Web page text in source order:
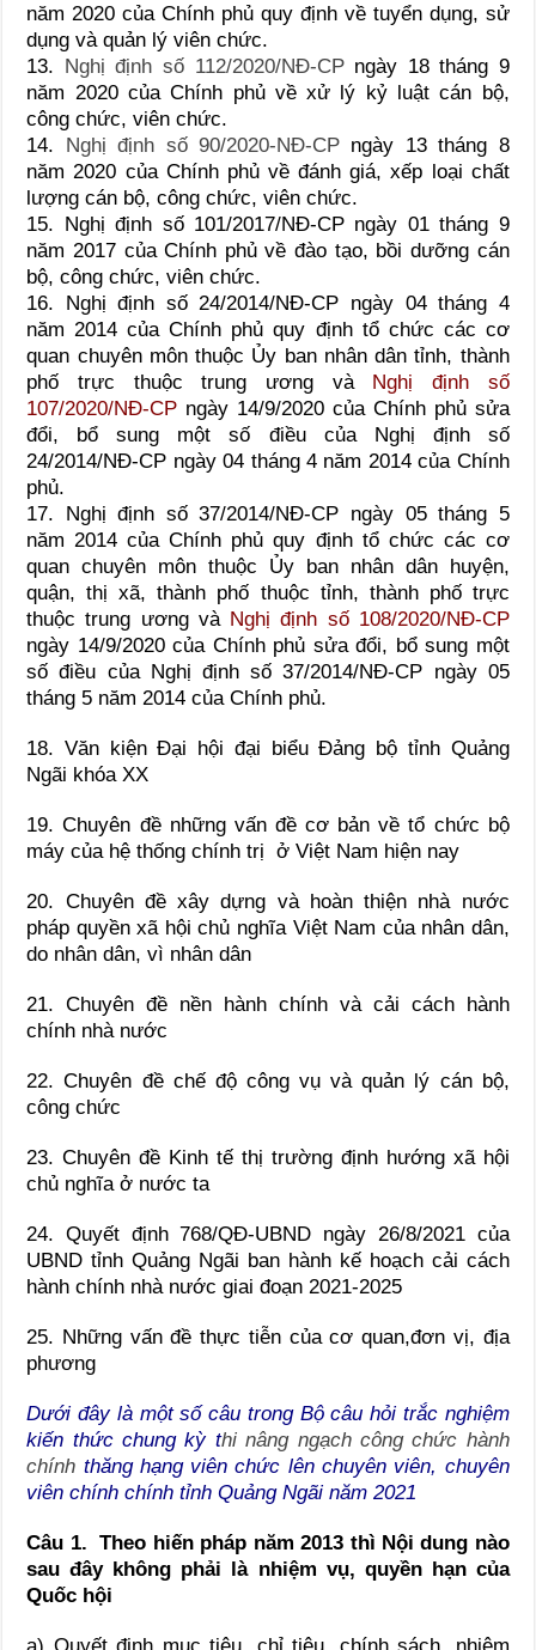
năm 2020 của Chính phủ quy định về tuyển dụng, sử
dụng và quản lý viên chức.
13. Nghị định số 112/2020/NĐ-CPngày 18 tháng 9
năm 2020 của Chính phủ về xử lý kỷ luật cán bộ,
công chức, viên chức.
14. Nghị định số 90/2020-NĐ-CP ngày 13 tháng 8
năm 2020 của Chính phủ về đánh giá, xếp loại chất
lượng cán bộ, công chức, viên chức.
15. Nghị định số 101/2017/NĐ-CP ngày 01 tháng 9
năm 2017 của Chính phủ về đào tạo, bồi dưỡng cán
bộ, công chức, viên chức.
16. Nghị định số 24/2014/NĐ-CP ngày 04 tháng 4
năm 2014 của Chính phủ quy định tổ chức các cơ
quan chuyên môn thuộc Ủy ban nhân dân tỉnh, thành
phố trực thuộc trung ương và Nghị định số
107/2020/NĐ-CP ngày 14/9/2020 của Chính phủ sửa
đổi, bổ sung một số điều của Nghị định số
24/2014/NĐ-CP ngày 04 tháng 4 năm 2014 của Chính
phủ.
17. Nghị định số 37/2014/NĐ-CP ngày 05 tháng 5
năm 2014 của Chính phủ quy định tổ chức các cơ
quan chuyên môn thuộc Ủy ban nhân dân huyện,
quận, thị xã, thành phố thuộc tỉnh, thành phố trực
thuộc trung ương và Nghị định số 108/2020/NĐ-CP
ngày 14/9/2020 của Chính phủ sửa đổi, bổ sung một
số điều của Nghị định số 37/2014/NĐ-CP ngày 05
tháng 5 năm 2014 của Chính phủ.
18. Văn kiện Đại hội đại biểu Đảng bộ tỉnh Quảng
Ngãi khóa XX
19. Chuyên đề những vấn đề cơ bản về tổ chức bộ
máy của hệ thống chính trị ở Việt Nam hiện nay
20. Chuyên đề xây dựng và hoàn thiện nhà nước
pháp quyền xã hội chủ nghĩa Việt Nam của nhân dân,
do nhân dân, vì nhân dân
21. Chuyên đề nền hành chính và cải cách hành
chính nhà nước
22. Chuyên đề chế độ công vụ và quản lý cán bộ,
công chức
23. Chuyên đề Kinh tế thị trường định hướng xã hội
chủ nghĩa ở nước ta
24. Quyết định 768/QĐ-UBND ngày 26/8/2021 của
UBND tỉnh Quảng Ngãi ban hành kế hoạch cải cách
hành chính nhà nước giai đoạn 2021-2025
25. Những vấn đề thực tiễn của cơ quan,đơn vị, địa
phương
Dưới đây là một số câu trong Bộ câu hỏi trắc nghiệm
kiến thức chung kỳ thi nâng ngạch công chức hành
chính thăng hạng viên chức lên chuyên viên, chuyên
viên chính chính tỉnh Quảng Ngãi năm 2021
Câu 1. Theo hiến pháp năm 2013 thì Nội dung nào
sau đây không phải là nhiệm vụ, quyền hạn của
Quốc hội